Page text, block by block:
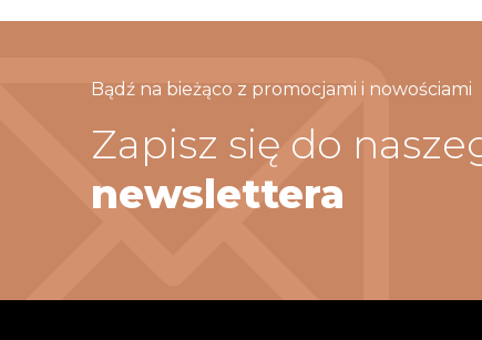
Bądź na bieżąco z promocjami i nowościami
Zapisz się do
newslettera